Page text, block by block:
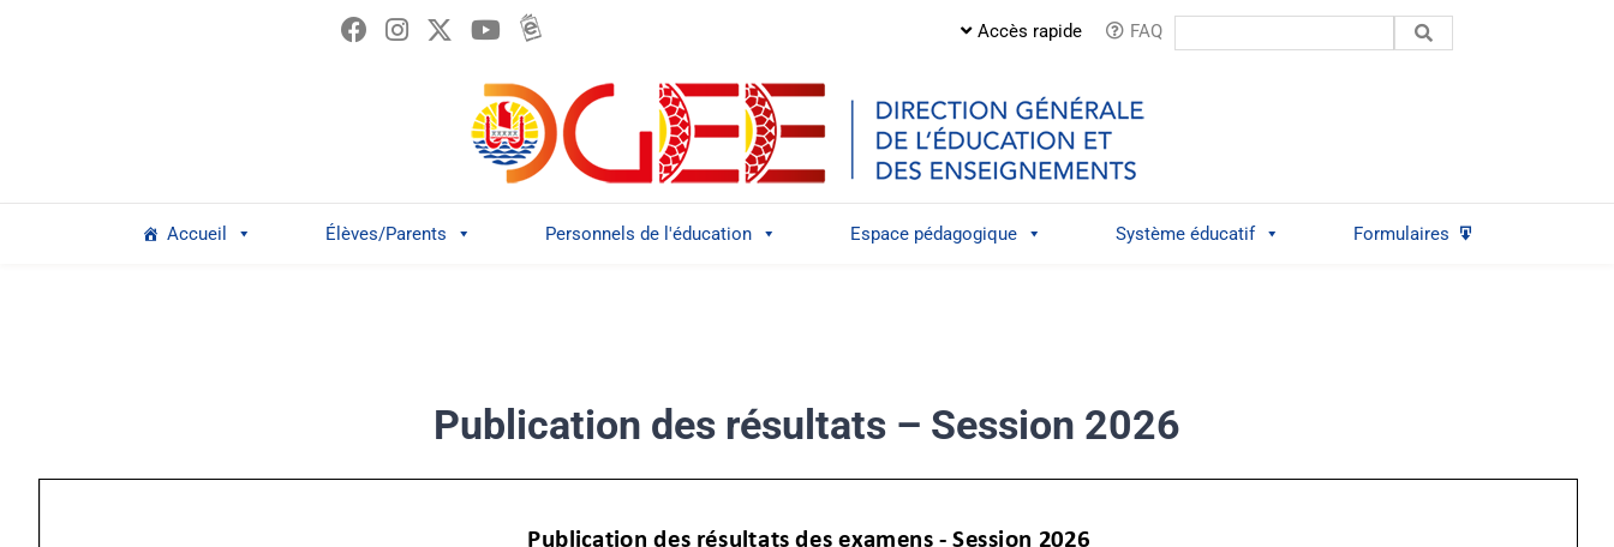
Accès rapide FAQ
Accueil Élèves/Parents Personnels de l'éducation Espace pédagogique Système éducatif Formulaires
Publication des résultats – Session 2026